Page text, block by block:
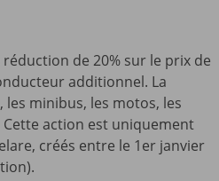
de 20% sur le prix de
additionnel. La
les minibus, les motos, les
action est uniquement
créés entre le 1er janvier